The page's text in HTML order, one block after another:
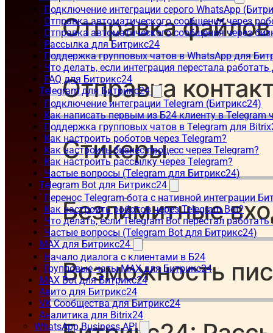
Подключение интеграции серого WhatsApp
Отправка автоматического сообщения через
Отправка автоматического сообщения через
Рассылка для Битрикс24
Поддержка групповых чатов в WhatsApp для
Что делать, если интеграция перестала
FAQ для Битрикс24
Telegram для Битрикс24
Подключение интеграции Telegram (Битрикс24)
Как написать первым из Б24 клиенту в Telegram
Поддержка групповых чатов в Telegram для
Как настроить роботов через Telegram?
Как настроить бизнес-процесс через Telegram?
Как настроить рассылку через Telegram?
Частые вопросы (Telegram для Битрикс24)
Telegram Bot для Битрикс24
Перенос Telegram-бота с нативной интеграции
Как настроить роботов через Telegram Bot?
Что делать, если Telegram Bot перестал
Частые вопросы (Telegram Bot для Битрикс24)
MAX для Битрикс24
Начало диалога с клиентами в Б24
Групповые чаты MAX для Битрикс24
MAX Bot для Битрикс24
Авито для Битрикс24
VK Сообщества для Битрикс24
Аналитика для Bitrix24
WhatsApp Business API